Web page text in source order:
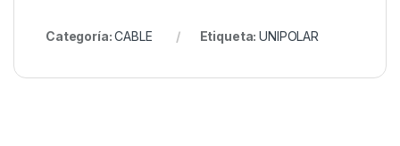
Categoría:CABLE Etiqueta:UNIPOLAR